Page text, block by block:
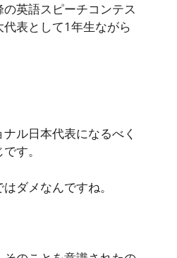
英語スピーチコンテス
代表として1年生ながら
ル日本代表になるべく
す。
ダメなんですね。